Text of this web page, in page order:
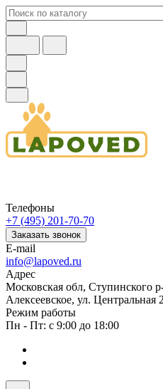
Телефоны
+7 (495) 201-70-70
Заказать звонок
E-mail
info@lapoved.ru
Адрес
Московская обл, Ступинского
Алексеевское, ул. Центральная
Режим работы
Пн - Пт: с 9:00 до 18:00